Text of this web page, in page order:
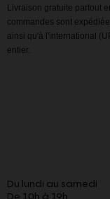
Livraison gratuite partout
commandes sont
ainsi qu'à l'international
entier.
Du lundi au samedi
De 10h à 19h